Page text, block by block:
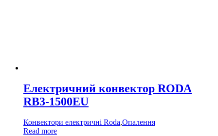
Електричний конвектор RODA
RB3-1500EU
Конвектори електричні Roda,Опалення
Read more